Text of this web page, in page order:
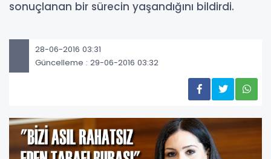
sonuçlanan bir sürecin yaşandığını bildirdi.
28-06-2016 03:31
Güncelleme : 29-06-2016 03:32